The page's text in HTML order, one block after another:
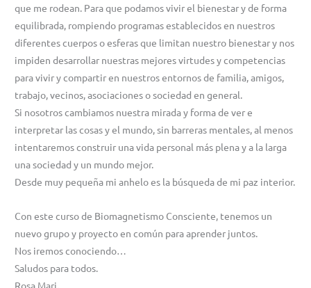
que me rodean. Para que podamos vivir el bienestar y de forma
equilibrada, rompiendo programas establecidos en nuestros
diferentes cuerpos o esferas que limitan nuestro bienestar y nos
impiden desarrollar nuestras mejores virtudes y competencias
para vivir y compartir en nuestros entornos de familia, amigos,
trabajo, vecinos, asociaciones o sociedad en general.
Si nosotros cambiamos nuestra mirada y forma de ver e
interpretar las cosas y el mundo, sin barreras mentales, al menos
intentaremos construir una vida personal más plena y a la larga
una sociedad y un mundo mejor.
Desde muy pequeña mi anhelo es la búsqueda de mi paz interior.
Con este curso de Biomagnetismo Consciente, tenemos un
nuevo grupo y proyecto en común para aprender juntos.
Nos iremos conociendo…
Saludos para todos.
Rosa Mari.